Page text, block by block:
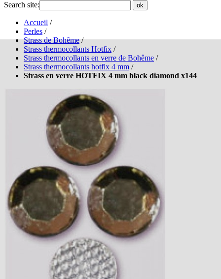
Search site:
ok
Accueil /
Perles /
Strass de Bohême /
Strass thermocollants Hotfix /
Strass thermocollants en verre de Bohême /
Strass thermocollants hotfix 4 mm /
Strass en verre HOTFIX 4 mm black diamond x144